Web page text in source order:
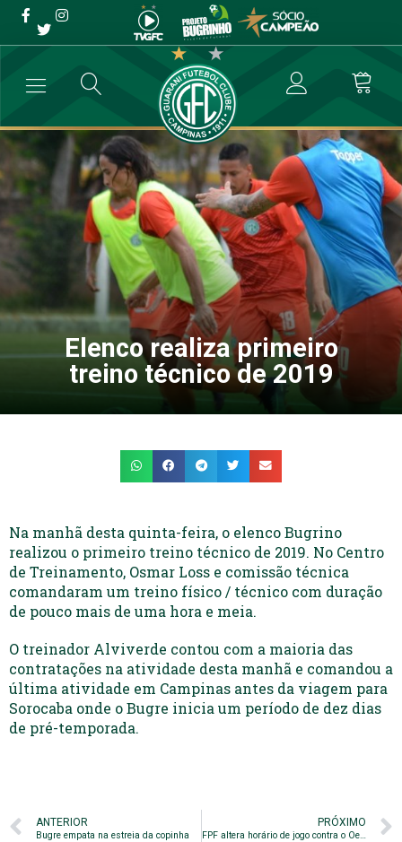
Elenco realiza primeiro
treino técnico de 2019
Futebol Profissional → Elenco realiza primeiro treino técnico de
Elenco realiza primeiro
treino técnico de 2019
Na manhã desta quinta-feira, o elenco Bugrino
realizou o primeiro treino técnico de 2019. No Centro
de Treinamento, Osmar Loss e comissão técnica
comandaram um treino físico / técnico com duração
de pouco mais de uma hora e meia.
O treinador Alviverde contou com a maioria das
contratações na atividade desta manhã e comandou a
última atividade em Campinas antes da viagem para
Sorocaba onde o Bugre inicia um período de dez dias
de pré-temporada.
ANTERIOR
Bugre empata na estreia da copinha
PRÓXIMO
FPF altera horário de jogo contra o Oeste